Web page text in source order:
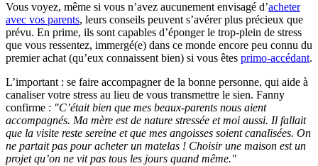
Vous voyez, même si vous n’avez aucunement envisagé d’acheter
avec vos parents, leurs conseils peuvent s’avérer plus précieux que
prévu. En prime, ils sont capables d’éponger le trop-plein de stress
que vous ressentez, immergé(e) dans ce monde encore peu connu du
premier achat (qu’eux connaissent bien) si vous êtes primo-accédant.
L’important : se faire accompagner de la bonne personne, qui aide à
canaliser votre stress au lieu de vous transmettre le sien. Fanny
confirme : "C’était bien que mes beaux-parents nous aient
accompagnés. Ma mère est de nature stressée et moi aussi. Il fallait
que la visite reste sereine et que mes angoisses soient canalisées. On
ne partait pas pour acheter un matelas ! Choisir une maison est un
projet qu’on ne vit pas tous les jours quand même."